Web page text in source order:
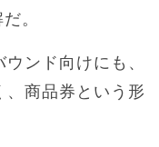
。
ンド向けにも、
商品券という形